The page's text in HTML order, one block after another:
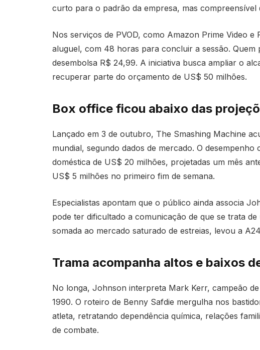
curto para o padrão da empresa, mas compreensível
Nos serviços de PVOD, como Amazon Prime Video
aluguel, com 48 horas para concluir a sessão.
desembolsa R$ 24,99. A iniciativa busca ampliar o
recuperar parte do orçamento de US$ 50 milhões.
Box office ficou abaixo das
Lançado em 3 de outubro, The Smashing Machine
mundial, segundo dados de mercado. O
doméstica de US$ 20 milhões, projetadas um mês
US$ 5 milhões no primeiro fim de semana.
Especialistas apontam que o público ainda associa
pode ter dificultado a comunicação de que se trata
somada ao mercado saturado de estreias, levou a
Trama acompanha altos e baixos
No longa, Johnson interpreta Mark Kerr, campeão
1990. O roteiro de Benny Safdie mergulha nos
atleta, retratando dependência química, relações
de combate.